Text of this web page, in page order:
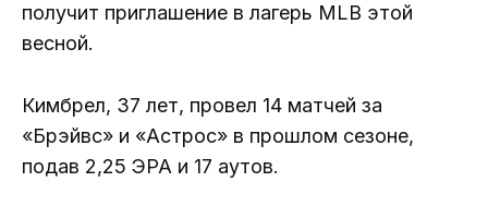
получит приглашение в лагерь MLB этой
весной.
Кимбрел, 37 лет, провел 14 матчей за
«Брэйвс» и «Астрос» в прошлом сезоне,
подав 2,25 ЭРА и 17 аутов.